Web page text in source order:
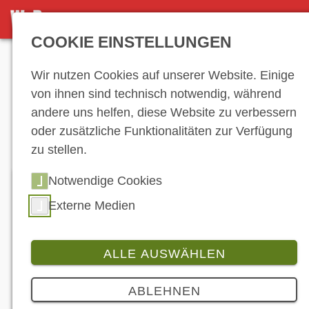
NEWS
News
COOKIE EINSTELLUNGEN
Wir nutzen Cookies auf unserer Website. Einige
von ihnen sind technisch notwendig, während
andere uns helfen, diese Website zu verbessern
oder zusätzliche Funktionalitäten zur Verfügung
zu stellen.
Notwendige Cookies
Externe Medien
ALLE AUSWÄHLEN
ABLEHNEN